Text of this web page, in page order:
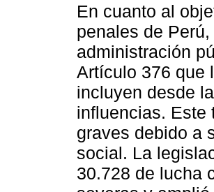
En cuanto al
penales de
administración
Artículo 376 que
incluyen desde
influencias. Este
graves debido a
social. La
30.728 de lucha